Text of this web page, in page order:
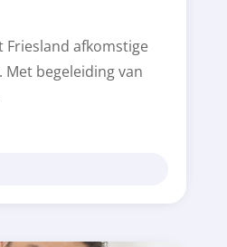
Friesland afkomstige
begeleiding van